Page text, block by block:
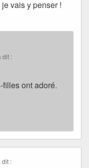
vais y penser !
dit :
ont adoré.
dit :